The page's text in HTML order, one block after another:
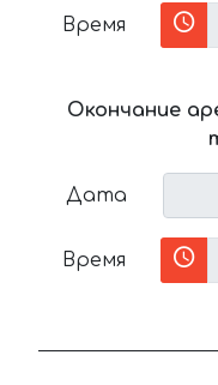
Время
Окончание
Дата
Время